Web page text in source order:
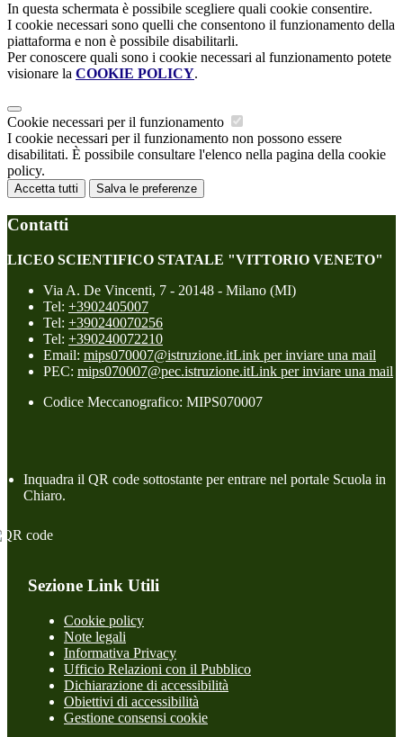
In questa schermata è possibile scegliere quali cookie consentire.
I cookie necessari sono quelli che consentono il funzionamento della
piattaforma e non è possibile disabilitarli.
Per conoscere quali sono i cookie necessari al funzionamento potete
visionare la COOKIE POLICY.
Cookie necessari per il funzionamento
I cookie necessari per il funzionamento non possono essere
disabilitati. È possibile consultare l'elenco nella pagina della cookie
policy.
Accetta tutti Salva le preferenze
Contatti
LICEO SCIENTIFICO STATALE "VITTORIO VENETO"
Via A. De Vincenti, 7 - 20148 - Milano (MI)
Tel: +3902405007
Tel: +390240070256
Tel: +390240072210
Email: mips070007@istruzione.itLink per inviare una mail
PEC: mips070007@pec.istruzione.itLink per inviare una mail
Codice Meccanografico: MIPS070007
Inquadra il QR code sottostante per entrare nel portale Scuola in
Chiaro.
Sezione Link Utili
Cookie policy
Note legali
Informativa Privacy
Ufficio Relazioni con il Pubblico
Dichiarazione di accessibilità
Obiettivi di accessibilità
Gestione consensi cookie